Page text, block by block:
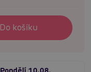
Do košíku